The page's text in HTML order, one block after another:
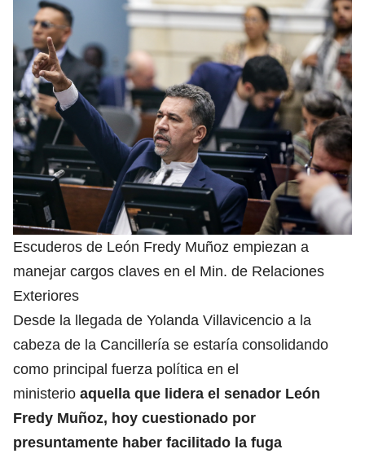
Escuderos de León Fredy Muñoz empiezan a
manejar cargos claves en el Min. de Relaciones
Exteriores
Desde la llegada de Yolanda Villavicencio a la
cabeza de la Cancillería se estaría consolidando
como principal fuerza política en el
ministerio aquella que lidera el senador León
Fredy Muñoz, hoy cuestionado por
presuntamente haber facilitado la fuga